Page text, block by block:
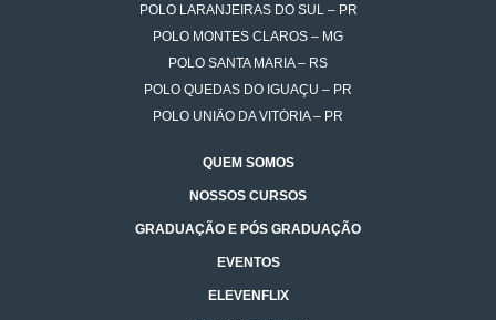
POLO LARANJEIRAS DO SUL – PR
POLO MONTES CLAROS – MG
POLO SANTA MARIA – RS
POLO QUEDAS DO IGUAÇU – PR
POLO UNIÃO DA VITÓRIA – PR
QUEM SOMOS
NOSSOS CURSOS
GRADUAÇÃO E PÓS GRADUAÇÃO
EVENTOS
ELEVENFLIX